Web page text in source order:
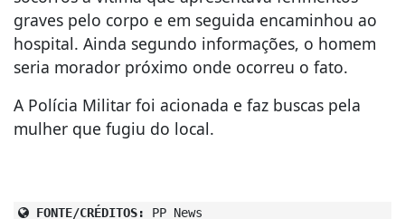
graves pelo corpo e em seguida encaminhou ao
hospital. Ainda segundo informações, o homem
seria morador próximo onde ocorreu o fato.
A Polícia Militar foi acionada e faz buscas pela
mulher que fugiu do local.
FONTE/CRÉDITOS: PP News